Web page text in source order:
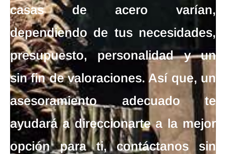
casas de acero varían,
dependiendo de tus necesidades,
presupuesto, personalidad y un
sin fin de valoraciones. Así que, un
asesoramiento adecuado te
ayudará a direccionarte a la mejor
opción para ti, contáctanos sin